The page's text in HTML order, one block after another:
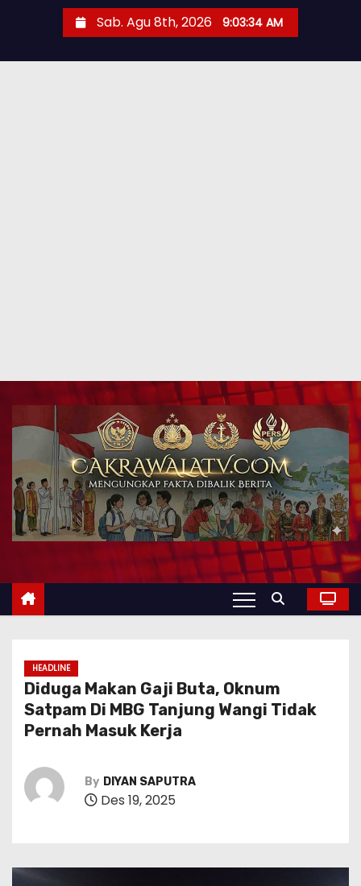
Sab. Agu 8th, 2026 9:03:35 AM
HEADLINE
Diduga Makan Gaji Buta, Oknum
Satpam Di MBG Tanjung Wangi Tidak
Pernah Masuk Kerja
By DIYAN SAPUTRA
Des 19, 2025